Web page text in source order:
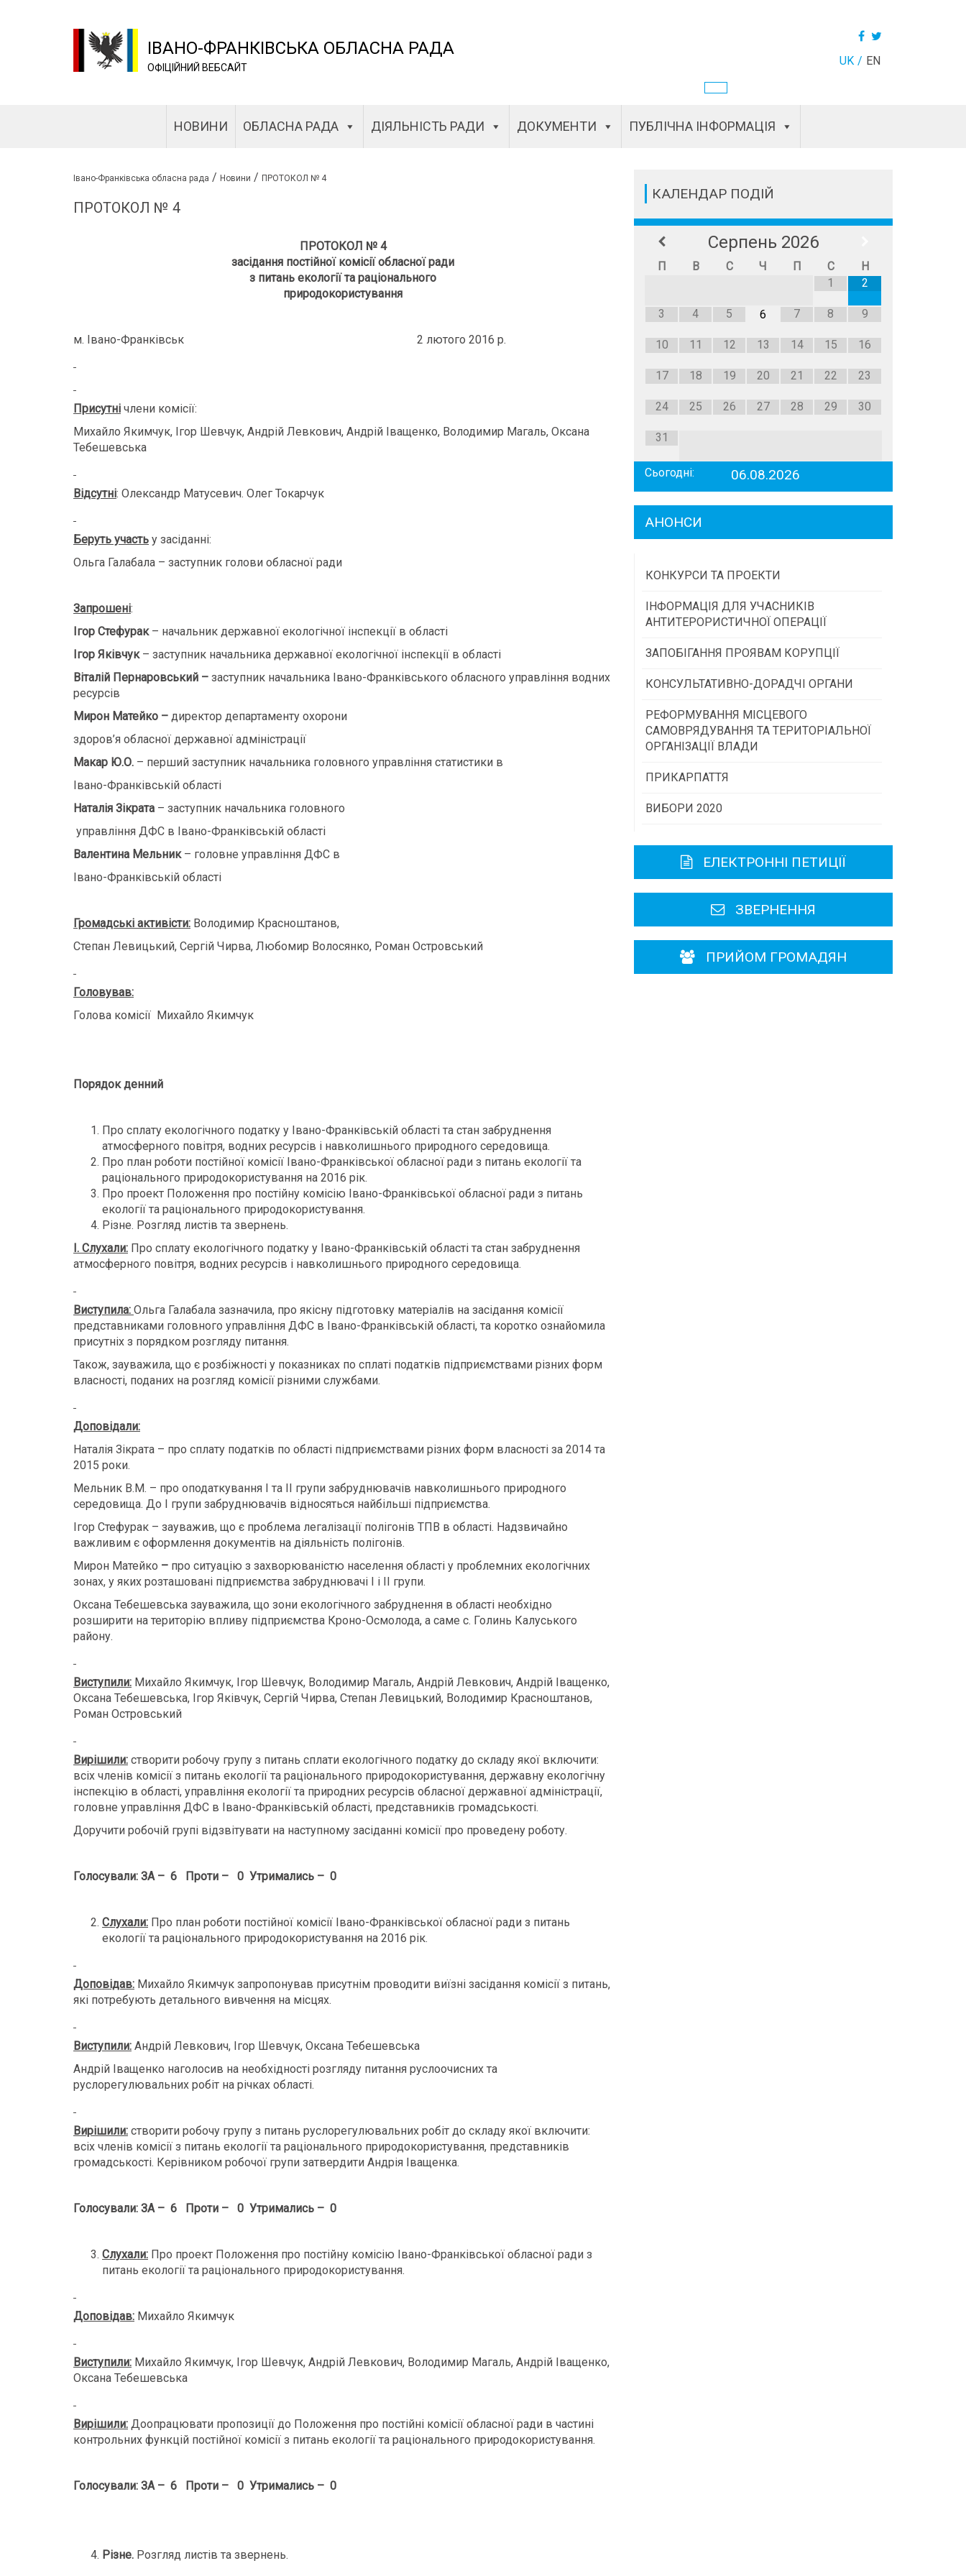
ІВАНО-ФРАНКІВСЬКА ОБЛАСНА РАДА
ОФІЦІЙНИЙ ВЕБСАЙТ UK EN
НОВИНИ ОБЛАСНА РАДА ДІЯЛЬНІСТЬ РАДИ ДОКУМЕНТИ ПУБЛІЧНА ІНФОРМАЦІЯ
Івано-Франківська обласна рада / Новини / ПРОТОКОЛ № 4
ПРОТОКОЛ № 4
ПРОТОКОЛ № 4
засідання постійної комісії обласної ради
з питань екології та раціонального
природокористування
м. Івано-Франківськ 2 лютого 2016 р.
Присутні члени комісії:
Михайло Якимчук, Ігор Шевчук, Андрій Левкович, Андрій Іващенко, Володимир Магаль, Оксана
Тебешевська
Відсутні: Олександр Матусевич. Олег Токарчук
Беруть участь у засіданні:
Ольга Галабала – заступник голови обласної ради
Запрошені:
Ігор Стефурак– начальник державної екологічної інспекції в області
Ігор Яківчук – заступник начальника державної екологічної інспекції в області
Віталій Пернаровський – заступник начальника Івано-Франківського обласного управління водних
ресурсів
Мирон Матейко – директор департаменту охорони
здоров’я обласної державної адміністрації
Макар Ю.О. – перший заступник начальника головного управління статистики в
Івано-Франківській області
Наталія Зікрата – заступник начальника головного
управління ДФС в Івано-Франківській області
Валентина Мельник– головне управління ДФС в
Івано-Франківській області
Громадські активісти: Володимир Красноштанов,
Степан Левицький, Сергій Чирва, Любомир Волосянко, Роман Островський
Головував:
Голова комісії Михайло Якимчук
Порядок денний
Про сплату екологічного податку у Івано-Франківській області та стан забруднення
атмосферного повітря, водних ресурсів і навколишнього природного середовища.
Про план роботи постійної комісії Івано-Франківської обласної ради з питань екології та
раціонального природокористування на 2016 рік.
Про проект Положення про постійну комісію Івано-Франківської обласної ради з питань
екології та раціонального природокористування.
Різне. Розгляд листів та звернень.
І. Слухали: Про сплату екологічного податку у Івано-Франківській області та стан забруднення
атмосферного повітря, водних ресурсів і навколишнього природного середовища.
Виступила: Ольга Галабала зазначила, про якісну підготовку матеріалів на засідання комісії
представниками головного управління ДФС в Івано-Франківській області, та коротко ознайомила
присутніх з порядком розгляду питання.
Також, зауважила, що є розбіжності у показниках по сплаті податків підприємствами різних форм
власності, поданих на розгляд комісії різними службами.
Доповідали:
Наталія Зікрата – про сплату податків по області підприємствами різних форм власності за 2014 та
2015 роки.
Мельник В.М. – про оподаткування І та ІІ групи забруднювачів навколишнього природного
середовища. До І групи забруднювачів відносяться найбільші підприємства.
Ігор Стефурак – зауважив, що є проблема легалізації полігонів ТПВ в області. Надзвичайно
важливим є оформлення документів на діяльність полігонів.
Мирон Матейко – про ситуацію з захворюваністю населення області у проблемних екологічних
зонах, у яких розташовані підприємства забруднювачі І і ІІ групи.
Оксана Тебешевська зауважила, що зони екологічного забруднення в області необхідно
розширити на територію впливу підприємства Кроно-Осмолода, а саме с. Голинь Калуського
району.
Виступили: Михайло Якимчук, Ігор Шевчук, Володимир Магаль, Андрій Левкович, Андрій Іващенко,
Оксана Тебешевська, Ігор Яківчук, Сергій Чирва, Степан Левицький, Володимир Красноштанов,
Роман Островський
Вирішили: створити робочу групу з питань сплати екологічного податку до складу якої включити:
всіх членів комісії з питань екології та раціонального природокористування, державну екологічну
інспекцію в області, управління екології та природних ресурсів обласної державної адміністрації,
головне управління ДФС в Івано-Франківській області, представників громадськості.
Доручити робочій групі відзвітувати на наступному засіданні комісії про проведену роботу.
Голосували: ЗА – 6 Проти – 0 Утримались – 0
Слухали: Про план роботи постійної комісії Івано-Франківської обласної ради з питань
екології та раціонального природокористування на 2016 рік.
Доповідав: Михайло Якимчук запропонував присутнім проводити виїзні засідання комісії з питань,
які потребують детального вивчення на місцях.
Виступили: Андрій Левкович, Ігор Шевчук, Оксана Тебешевська
Андрій Іващенко наголосив на необхідності розгляду питання руслоочисних та
руслорегулювальних робіт на річках області.
Вирішили: створити робочу групу з питань руслорегулювальних робіт до складу якої включити:
всіх членів комісії з питань екології та раціонального природокористування, представників
громадськості. Керівником робочої групи затвердити Андрія Іващенка.
Голосували: ЗА – 6 Проти – 0 Утримались – 0
Слухали: Про проект Положення про постійну комісію Івано-Франківської обласної ради з
питань екології та раціонального природокористування.
Доповідав: Михайло Якимчук
Виступили: Михайло Якимчук, Ігор Шевчук, Андрій Левкович, Володимир Магаль, Андрій Іващенко,
Оксана Тебешевська
Вирішили: Доопрацювати пропозиції до Положення про постійні комісії обласної ради в частині
контрольних функцій постійної комісії з питань екології та раціонального природокористування.
Голосували: ЗА – 6 Проти – 0 Утримались – 0
Різне. Розгляд листів та звернень.
КАЛЕНДАР ПОДІЙ
Серпень 2026
П В С Ч П С
Н
1
2
3 4 5 6 7 8 9
10 11 12 13 14 15 16
17 18 19 20 21 22 23
24 25 26 27 28 29 30
31
Сьогодні: 06.08.2026
АНОНСИ
КОНКУРСИ ТА ПРОЕКТИ
Конкурс проектів та програм місцевого
самоврядування
суспільства
Програми/конкурси МТД
ІНФОРМАЦІЯ ДЛЯ УЧАСНИКІВ
АНТИТЕРОРИСТИЧНОЇ ОПЕРАЦІЇ
ЗАПОБІГАННЯ ПРОЯВАМ КОРУПЦІЇ
КОНСУЛЬТАТИВНО-ДОРАДЧІ ОРГАНИ
Консультативна рада
РЕФОРМУВАННЯ МІСЦЕВОГО
САМОВРЯДУВАННЯ ТА ТЕРИТОРІАЛЬНОЇ
ОРГАНІЗАЦІЇ ВЛАДИ
ПРИКАРПАТТЯ
Історична довідка
Карта області
Районні, міські ради
ВИБОРИ 2020
ЕЛЕКТРОННІ ПЕТИЦІЇ
ЗВЕРНЕННЯ
ПРИЙОМ ГРОМАДЯН